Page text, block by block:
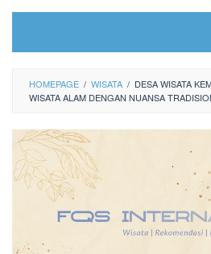
HOMEPAGE / WISATA / DESA WISATA
WISATA ALAM DENGAN NUANSA